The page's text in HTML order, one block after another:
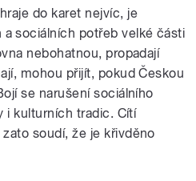
do karet nejvíc, je
sociálních potřeb velké části
nebohatnou, propadají
mohou přijít, pokud Českou
se narušení sociálního
i kulturních tradic. Cítí
soudí, že je křivděno